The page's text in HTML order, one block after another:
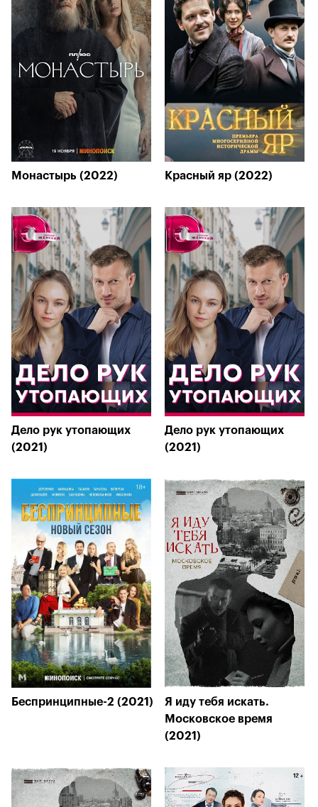
Монастырь (2022) Красный яр (2022)
Дело рук утопающих
(2021)
Дело рук утопающих
(2021)
Беспринципные-2 (2021)
Я иду тебя искать.
Московское время
(2021)